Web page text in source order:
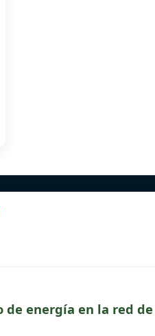
energía en la red de